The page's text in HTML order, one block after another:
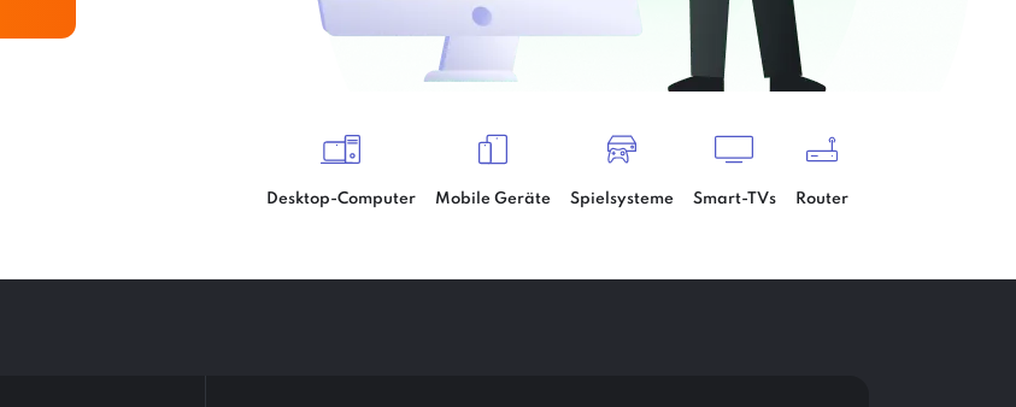
Desktop-Computer Mobile Geräte Spielsysteme Smart-TVs Router